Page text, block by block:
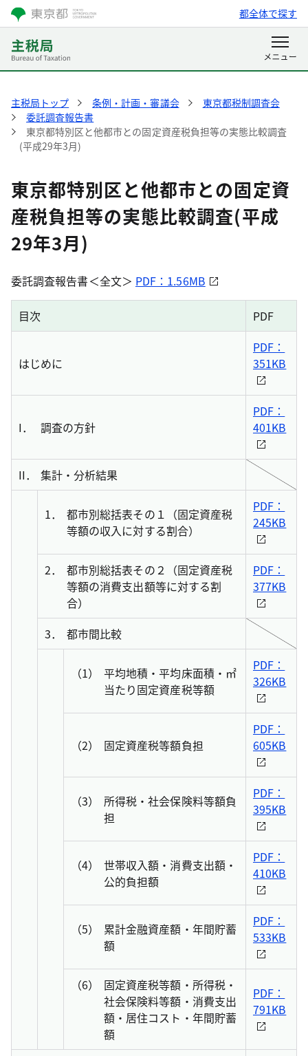
都全体で探す
主税局トップ 条例・計画・審議会
東京都税制調査会
委託調査報告書
東京都特別区と他都市との固定資産税負担等の実態比較調査
(平成29年3月)
東京都特別区と他都市との固定資
産税負担等の実態比較調査(平成
29年3月)
委託調査報告書＜全文＞ PDF：1.56MB
目次 PDF
はじめに
PDF：
351KB
I． 調査の方針
PDF：
401KB
II． 集計・分析結果
1．
都市別総括表その１（固定資産税
等額の収入に対する割合）
PDF：
245KB
2．
都市別総括表その２（固定資産税
等額の消費支出額等に対する割
合）
PDF：
377KB
3． 都市間比較
（1）
平均地積・平均床面積・㎡
当たり固定資産税等額
PDF：
326KB
（2） 固定資産税等額負担
PDF：
605KB
（3）
所得税・社会保険料等額負
担
PDF：
395KB
（4）
世帯収入額・消費支出額・
公的負担額
PDF：
410KB
（5）
累計金融資産額・年間貯蓄
額
PDF：
533KB
（6）
固定資産税等額・所得税・
社会保険料等額・消費支出
額・居住コスト・年間貯蓄
額
PDF：
791KB